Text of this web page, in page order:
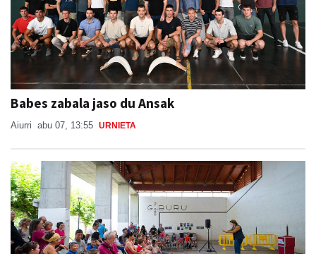
Babes zabala jaso du Ansak
Aiurri abu 07, 13:55 URNIETA